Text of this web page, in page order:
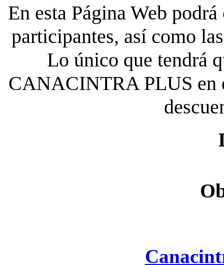
En esta Página Web
participantes, así como
Lo único que tendrá
CANACINTRA PLUS en